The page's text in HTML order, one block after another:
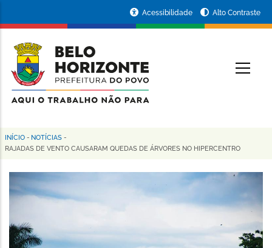
conteúdo
principal
da
Prefeitura
de
Horizonte
Acessibilidade Alto Contraste
Trilha
navegação
INÍCIO - NOTÍCIAS -
RAJADAS DE VENTO CAUSARAM QUEDAS DE ÁRVORES NO HIPERCENTRO